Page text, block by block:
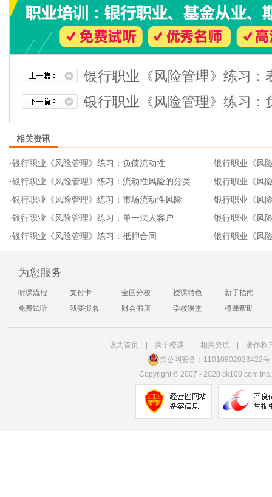
银行职业《风险管理》练习：
银行职业《风险管理》练习：
相关资讯
·银行职业《风险管理》练习：负债流动性 ·银行职业《风
·银行职业《风险管理》练习：流动性风险的分类 ·银行职业《风
·银行职业《风险管理》练习：市场流动性风险 ·银行职业《风
·银行职业《风险管理》练习：单一法人客户 ·银行职业《风
·银行职业《风险管理》练习：抵押合同 ·银行职业《风
为您服务
听课流程 支付卡 全国分校 授课特色
新手指南
免费试听
我要报名 财会书店 学校课堂 橙课帮助
设为首页| 关于橙课| 相关资质
著作权
京公网安备：11010802023422号
Copyright ©2007 - 2020 ck100.com